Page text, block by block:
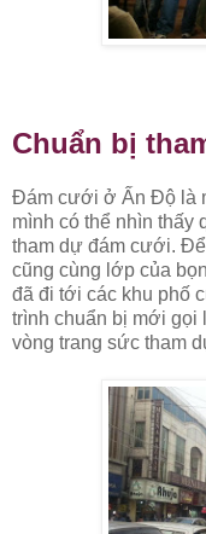
Chuẩn bị
Đám cưới ở Ấn Độ là
mình có thể nhìn thấy
tham dự đám cưới.
cũng cùng lớp của
đã đi tới các khu phố
trình chuẩn bị mới gọi
vòng trang sức tham